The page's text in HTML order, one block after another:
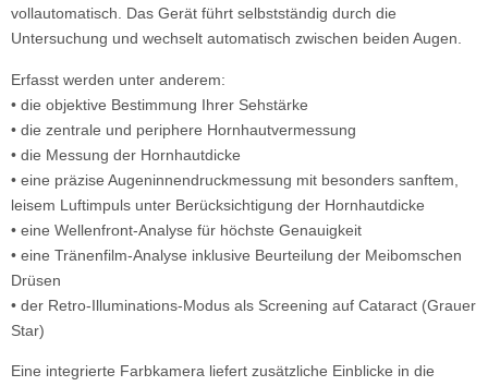
vollautomatisch. Das Gerät führt selbstständig durch die
Untersuchung und wechselt automatisch zwischen beiden Augen.
Erfasst werden unter anderem:
• die objektive Bestimmung Ihrer Sehstärke
• die zentrale und periphere Hornhautvermessung
• die Messung der Hornhautdicke
• eine präzise Augeninnendruckmessung mit besonders sanftem,
leisem Luftimpuls unter Berücksichtigung der Hornhautdicke
• eine Wellenfront-Analyse für höchste Genauigkeit
• eine Tränenfilm-Analyse inklusive Beurteilung der Meibomschen
Drüsen
• der Retro-Illuminations-Modus als Screening auf Cataract (Grauer
Star)
Eine integrierte Farbkamera liefert zusätzliche Einblicke in die